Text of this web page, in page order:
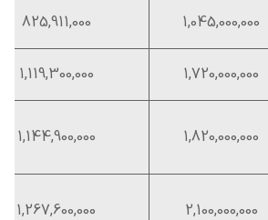
1,045,000,000
825,911,000
1,720,000,000
1,119,300,000
1,820,000,000
1,144,900,000
2,100,000,000
1,267,600,000